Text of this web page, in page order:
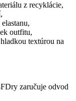
z recyklácie,
outfitu,
textúrou na
zaručuje odvod